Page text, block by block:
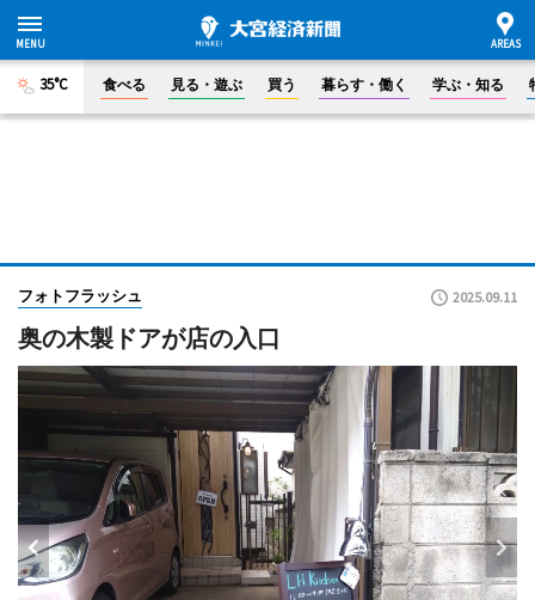
35°C 食べる 見る・遊ぶ 買う 暮らす・働く 学ぶ・知る
フォトフラッシュ 2025.09.11
奥の木製ドアが店の入口